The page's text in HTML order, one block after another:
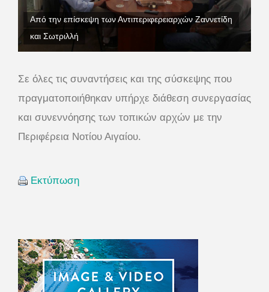
Από την επίσκεψη των Αντιπεριφερειαρχών Ζαννετίδη
και Σωτριλλή
Σε όλες τις συναντήσεις και της σύσκεψης που
πραγματοποιήθηκαν υπήρχε διάθεση συνεργασίας
και συνεννόησης των τοπικών αρχών με την
Περιφέρεια Νοτίου Αιγαίου.
Εκτύπωση